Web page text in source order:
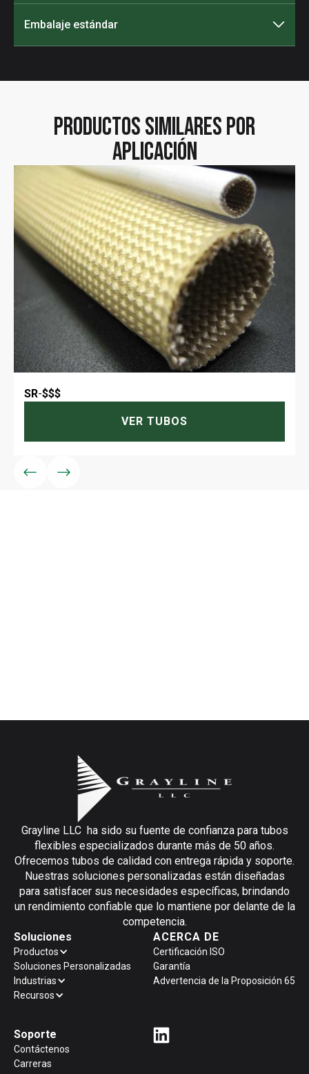
Embalaje estándar
Productos similares por
aplicación
SR-$$$
VER TUBOS
Grayline LLC ha sido su fuente de confianza para tubos
flexibles especializados durante más de 50 años.
Ofrecemos tubos de calidad con entrega rápida y soporte.
Nuestras soluciones personalizadas están diseñadas
para satisfacer sus necesidades específicas, brindando
un rendimiento confiable que lo mantiene por delante de la
competencia.
Soluciones
Productos
Soluciones Personalizadas
Industrias
Recursos
ACERCA DE
Certificación ISO
Garantía
Advertencia de la Proposición 65
Soporte
Contáctenos
Carreras